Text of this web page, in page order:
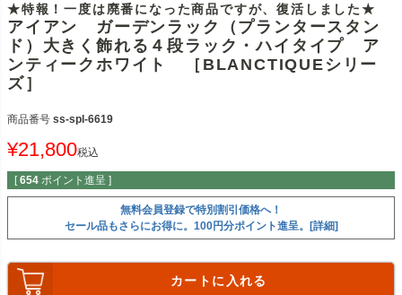
★特報！一度は廃番になった商品ですが、復活しました★
アイアン ガーデンラック（プランタースタン
ド）大きく飾れる４段ラック・ハイタイプ ア
ンティークホワイト ［BLANCTIQUEシリー
ズ］
商品番号 ss-spl-6619
¥21,800税込
[ 654 ポイント進呈 ]
無料会員登録で特別割引価格へ！
セール品もさらにお得に。100円分ポイント進呈。[詳細]
カートに入れる